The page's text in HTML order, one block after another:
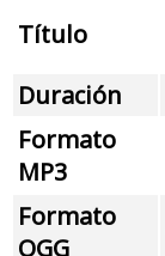
Título
Duración
Formato
MP3
Formato
OGG